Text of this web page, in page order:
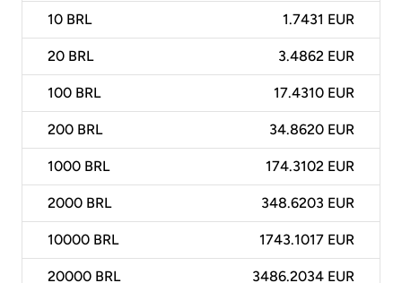
10 BRL 1.7431 EUR
20 BRL 3.4862 EUR
100 BRL 17.4310 EUR
200 BRL 34.8620 EUR
1000 BRL 174.3102 EUR
2000 BRL 348.6203 EUR
10000 BRL 1743.1017 EUR
20000 BRL 3486.2034 EUR